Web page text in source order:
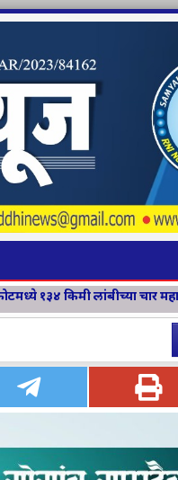
महामार्ग प्रकल्पांचे भूमिपूजन